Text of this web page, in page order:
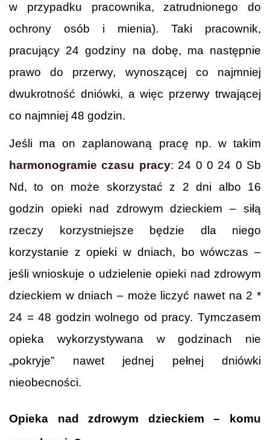
w przypadku pracownika, zatrudnionego do
ochrony osób i mienia). Taki pracownik,
pracujący 24 godziny na dobę, ma następnie
prawo do przerwy, wynoszącej co najmniej
dwukrotność dniówki, a więc przerwy trwającej
co najmniej 48 godzin.
Jeśli ma on zaplanowaną pracę np. w takim
harmonogramie czasu pracy: 24 0 0 24 0 Sb
Nd, to on może skorzystać z 2 dni albo 16
godzin opieki nad zdrowym dzieckiem – siłą
rzeczy korzystniejsze będzie dla niego
korzystanie z opieki w dniach, bo wówczas –
jeśli wnioskuje o udzielenie opieki nad zdrowym
dzieckiem w dniach – może liczyć nawet na 2 *
24 = 48 godzin wolnego od pracy. Tymczasem
opieka wykorzystywana w godzinach nie
„pokryje” nawet jednej pełnej dniówki
nieobecności.
Opieka nad zdrowym dzieckiem – komu